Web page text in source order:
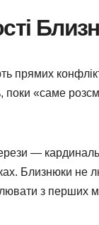
прямих
«саме
—
Близнюки не
з перших